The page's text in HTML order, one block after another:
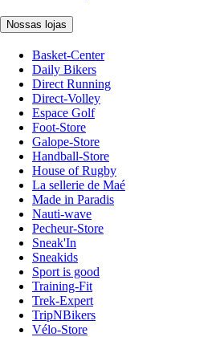
Nossas lojas
Basket-Center
Daily Bikers
Direct Running
Direct-Volley
Espace Golf
Foot-Store
Galope-Store
Handball-Store
House of Rugby
La sellerie de Maé
Made in Paradis
Nauti-wave
Pecheur-Store
Sneak'In
Sneakids
Sport is good
Training-Fit
Trek-Expert
TripNBikers
Vélo-Store